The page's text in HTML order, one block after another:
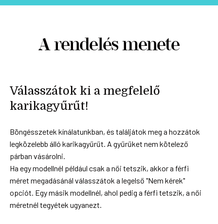
A rendelés menete
Válasszátok ki a megfelelő
karikagyűrűt!
Böngésszetek kínálatunkban, és találjátok meg a hozzátok
legközelebb álló karikagyűrűt. A gyűrűket nem kötelező
párban vásárolni.
Ha egy modellnél például csak a női tetszik, akkor a férfi
méret megadásánál válasszátok a legelső "Nem kérek"
opciót. Egy másik modellnél, ahol pedig a férfi tetszik, a női
méretnél tegyétek ugyanezt.